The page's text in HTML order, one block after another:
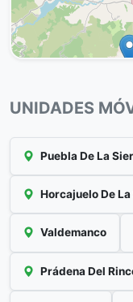
UNIDADES
Puebla De La
Horcajuelo De
Valdemanco
Prádena Del